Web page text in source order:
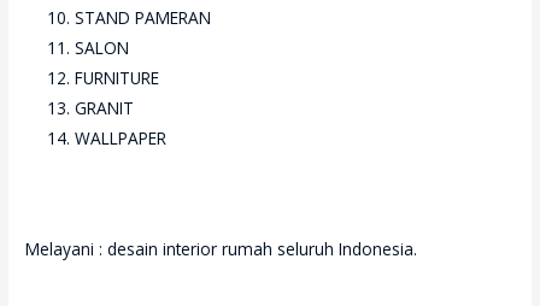
STAND PAMERAN
SALON
FURNITURE
GRANIT
WALLPAPER
Melayani : desain interior rumah seluruh Indonesia.